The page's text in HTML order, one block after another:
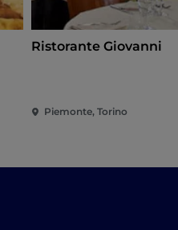
Ristorante Giovanni
Piemonte, Torino